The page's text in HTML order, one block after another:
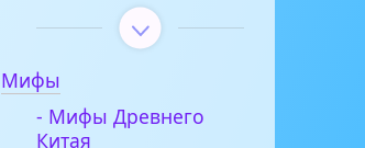
Мифы
- Мифы Древнего
Китая